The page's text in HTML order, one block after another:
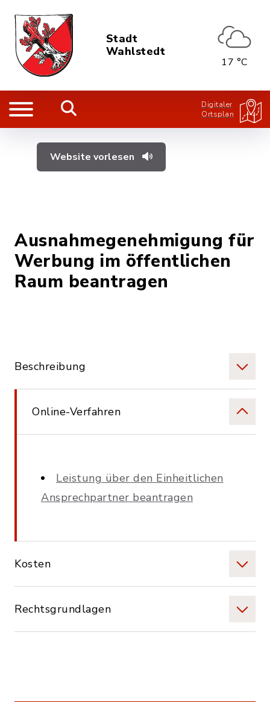
Stadt
Wahlstedt
17 °C
Digitaler
Ortsplan
Website vorlesen
Ausnahmegenehmigung für
Werbung im öffentlichen
Raum beantragen
Beschreibung
Online-Verfahren
Leistung über den Einheitlichen
Ansprechpartner beantragen
Kosten
Rechtsgrundlagen